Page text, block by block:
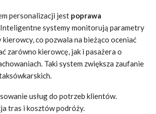
personalizacji jest poprawa
systemy monitorują parametry
co pozwala na bieżąco oceniać
zarówno kierowcę, jak i pasażera o
Taki system zwiększa zaufanie
usług do potrzeb klientów.
tras i kosztów podróży.